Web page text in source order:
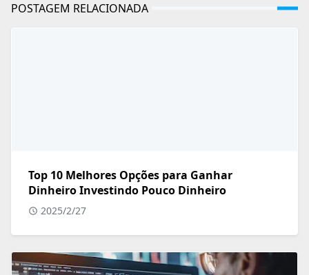
POSTAGEM RELACIONADA
Top 10 Melhores Opções para Ganhar
Dinheiro Investindo Pouco Dinheiro
2025/2/27